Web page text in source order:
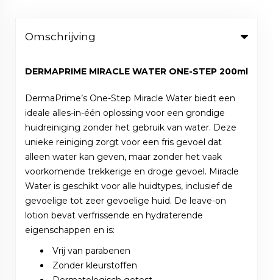
Omschrijving
DERMAPRIME MIRACLE WATER ONE-STEP 200ml
DermaPrime’s One-Step Miracle Water biedt een
ideale alles-in-één oplossing voor een grondige
huidreiniging zonder het gebruik van water. Deze
unieke reiniging zorgt voor een fris gevoel dat
alleen water kan geven, maar zonder het vaak
voorkomende trekkerige en droge gevoel. Miracle
Water is geschikt voor alle huidtypes, inclusief de
gevoelige tot zeer gevoelige huid. De leave-on
lotion bevat verfrissende en hydraterende
eigenschappen en is:
Vrij van parabenen
Zonder kleurstoffen